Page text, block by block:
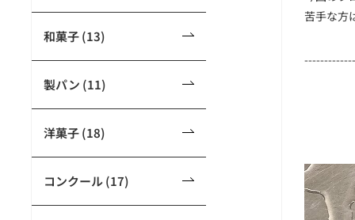
和菓子 (13)
製パン (11)
洋菓子 (18)
コンクール (17)
苦手な方